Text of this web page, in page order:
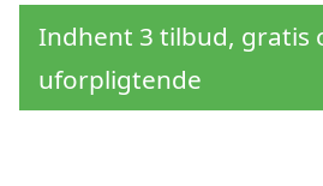
Indhent 3 tilbud, gratis
uforpligtende